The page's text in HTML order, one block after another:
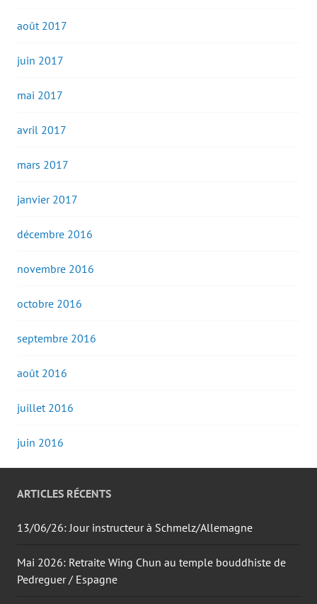
août 2017
juin 2017
mai 2017
avril 2017
mars 2017
janvier 2017
décembre 2016
novembre 2016
octobre 2016
septembre 2016
août 2016
juillet 2016
juin 2016
ARTICLES RÉCENTS
13/06/26: Jour instructeur à Schmelz/Allemagne
Mai 2026: Retraite Wing Chun au temple bouddhiste de
Pedreguer / Espagne